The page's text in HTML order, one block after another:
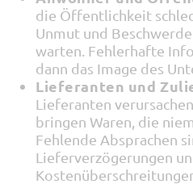
die Öffentlichkeit
Unmut und
warten. Fehlerhafte
dann das Image des
Lieferanten und
Lieferanten
bringen Waren, die
Fehlende Absprachen
Lieferverzögerungen